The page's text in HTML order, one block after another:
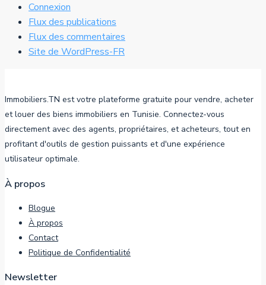
Connexion
Flux des publications
Flux des commentaires
Site de WordPress-FR
Immobiliers.TN est votre plateforme gratuite pour vendre, acheter
et louer des biens immobiliers en Tunisie. Connectez-vous
directement avec des agents, propriétaires, et acheteurs, tout en
profitant d'outils de gestion puissants et d'une expérience
utilisateur optimale.
À propos
Blogue
À propos
Contact
Politique de Confidentialité
Newsletter